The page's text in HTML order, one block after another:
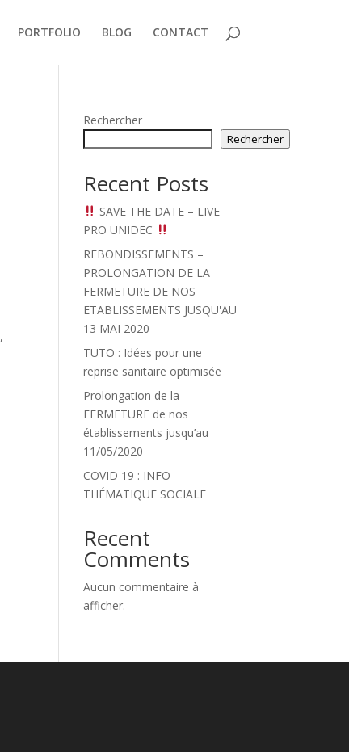
PORTFOLIO BLOG CONTACT
,
Rechercher
Rechercher
Recent Posts
SAVE THE DATE – LIVE
PRO UNIDEC
REBONDISSEMENTS –
PROLONGATION DE LA
FERMETURE DE NOS
ETABLISSEMENTS JUSQU'AU
13 MAI 2020
TUTO : Idées pour une
reprise sanitaire optimisée
Prolongation de la
FERMETURE de nos
établissements jusqu’au
11/05/2020
COVID 19 : INFO
THÉMATIQUE SOCIALE
Recent
Comments
Aucun commentaire à
afficher.